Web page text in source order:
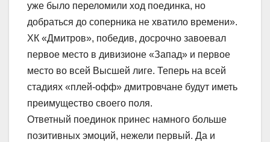
уже было переломили ход поединка, но
добраться до соперника не хватило времени».
ХК «Дмитров», победив, досрочно завоевал
первое место в дивизионе «Запад» и первое
место во всей Высшей лиге. Теперь на всей
стадиях «плей-офф» дмитровчане будут иметь
преимущество своего поля.
Ответный поединок принес намного больше
позитивных эмоций, нежели первый. Да и